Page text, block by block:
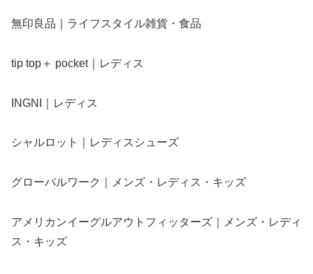
無印良品｜ライフスタイル雑貨・食品
tip top＋ pocket｜レディス
INGNI｜レディス
シャルロット｜レディスシューズ
グローバルワーク｜メンズ・レディス・キッズ
アメリカンイーグルアウトフィッターズ｜メンズ・レディ
ス・キッズ